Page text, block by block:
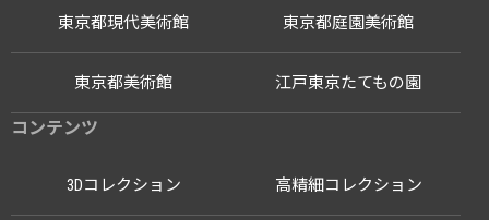
江戸東京たてもの園
東京都現代美術館 東京都庭園美術館
東京都美術館
コンテンツ
3Dコレクション 高精細コレクション